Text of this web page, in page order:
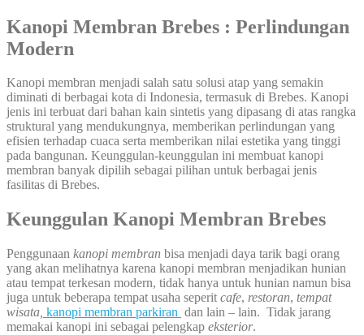
Kanopi Membran Brebes : Perlindungan
Modern
Kanopi membran menjadi salah satu solusi atap yang semakin
diminati di berbagai kota di Indonesia, termasuk di Brebes. Kanopi
jenis ini terbuat dari bahan kain sintetis yang dipasang di atas rangka
struktural yang mendukungnya, memberikan perlindungan yang
efisien terhadap cuaca serta memberikan nilai estetika yang tinggi
pada bangunan. Keunggulan-keunggulan ini membuat kanopi
membran banyak dipilih sebagai pilihan untuk berbagai jenis
fasilitas di Brebes.
Keunggulan Kanopi Membran Brebes
Penggunaan kanopi membran bisa menjadi daya tarik bagi orang
yang akan melihatnya karena kanopi membran menjadikan hunian
atau tempat terkesan modern, tidak hanya untuk hunian namun bisa
juga untuk beberapa tempat usaha seperit cafe, restoran, tempat
wisata, kanopi membran parkiran dan lain – lain. Tidak jarang
memakai kanopi ini sebagai pelengkap eksterior.